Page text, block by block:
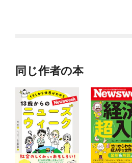
同じ作者の本